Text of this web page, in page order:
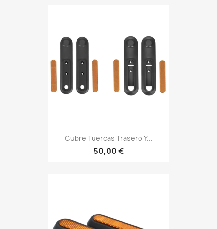
Cubre Tuercas Trasero Y...
50,00 €